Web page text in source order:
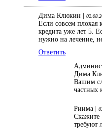
Дима Клюкин |
Если совсем плохая
кредита уже лет 5.
нужно на лечение,
Ответить
Дима
Вашим
частных
Риима |
Скажите
требуют